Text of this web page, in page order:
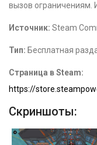
вызов ограничениям.
Источник: Steam
Тип: Бесплатная
Страница в Steam:
https://
Скриншоты: